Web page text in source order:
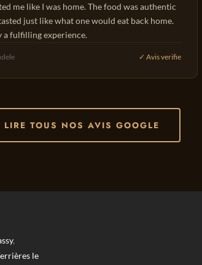
me like I was home. The food was authentic
just like what one would eat back home.
a fulfilling experience.
✓ Avis verifie
LIRE TOUS NOS AVIS GOOGLE
,
le